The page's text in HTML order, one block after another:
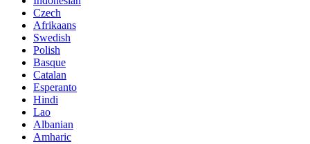
Czech
Afrikaans
Swedish
Polish
Basque
Catalan
Esperanto
Hindi
Lao
Albanian
Amharic